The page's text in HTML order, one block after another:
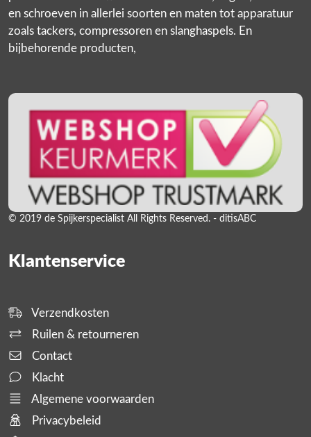
en schroeven in allerlei soorten en maten tot apparatuur
zoals tackers, compressoren en slanghaspels. En
bijbehorende producten,
© 2019 de Spijkerspecialist All Rights Reserved. - ditisABC
Klantenservice
Verzendkosten
Ruilen & retourneren
Contact
Klacht
Algemene voorwaarden
Privacybeleid